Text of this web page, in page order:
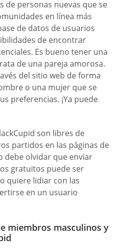
de personas nuevas que se
en línea más
de datos de usuarios
de encontrar
Es bueno tener una
de una pareja amorosa.
del sitio web de forma
o una mujer que se
preferencias. ¡Ya puede
son libres de
partidos en las páginas de
debe olvidar que enviar
gratuitos puede ser
quiere lidiar con las
en un usuario
miembros masculinos y